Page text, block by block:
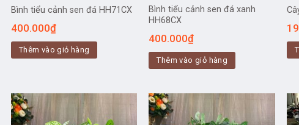
Bình tiểu cảnh sen đá HH71CX
400.000₫
Thêm vào giỏ hàng
Bình tiểu cảnh sen đá xanh
HH68CX
400.000₫
Thêm vào giỏ hàng